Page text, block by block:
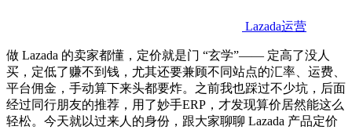
Lazada运营
做 Lazada 的卖家都懂，定价就是门 “玄学”—— 定高了没人
买，定低了赚不到钱，尤其还要兼顾不同站点的汇率、运费、
平台佣金，手动算下来头都要炸。之前我也踩过不少坑， 后面
经过同行朋友的推荐，用了妙手ERP ，才发现算价居然能这么
轻松。今天就以过来人的身份，跟大家聊聊 Lazada 产品定价